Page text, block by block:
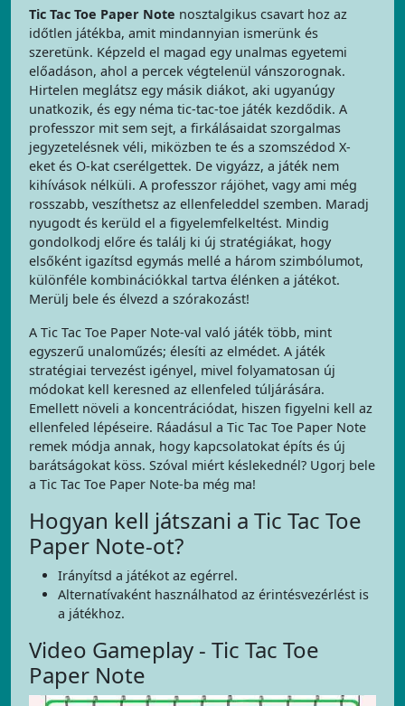
Tic Tac Toe Paper Note nosztalgikus csavart hoz az
időtlen játékba, amit mindannyian ismerünk és
szeretünk. Képzeld el magad egy unalmas egyetemi
előadáson, ahol a percek végtelenül vánszorognak.
Hirtelen meglátsz egy másik diákot, aki ugyanúgy
unatkozik, és egy néma tic-tac-toe játék kezdődik. A
professzor mit sem sejt, a firkálásaidat szorgalmas
jegyzetelésnek véli, miközben te és a szomszédod X-
eket és O-kat cserélgettek. De vigyázz, a játék nem
kihívások nélküli. A professzor rájöhet, vagy ami még
rosszabb, veszíthetsz az ellenfeleddel szemben. Maradj
nyugodt és kerüld el a figyelemfelkeltést. Mindig
gondolkodj előre és találj ki új stratégiákat, hogy
elsőként igazítsd egymás mellé a három szimbólumot,
különféle kombinációkkal tartva élénken a játékot.
Merülj bele és élvezd a szórakozást!
A Tic Tac Toe Paper Note-val való játék több, mint
egyszerű unaloműzés; élesíti az elmédet. A játék
stratégiai tervezést igényel, mivel folyamatosan új
módokat kell keresned az ellenfeled túljárására.
Emellett növeli a koncentrációdat, hiszen figyelni kell az
ellenfeled lépéseire. Ráadásul a Tic Tac Toe Paper Note
remek módja annak, hogy kapcsolatokat építs és új
barátságokat köss. Szóval miért késlekednél? Ugorj bele
a Tic Tac Toe Paper Note-ba még ma!
Hogyan kell játszani a Tic Tac Toe
Paper Note-ot?
Irányítsd a játékot az egérrel.
Alternatívaként használhatod az érintésvezérlést is
a játékhoz.
Video Gameplay - Tic Tac Toe
Paper Note